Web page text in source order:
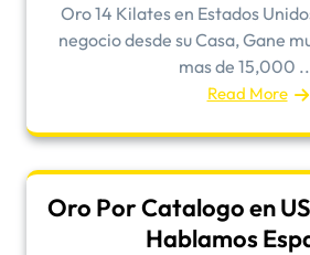
Oro 14 Kilates en Estados
negocio desde su Casa, Gane
mas de 15,000
Read More
Oro Por Catalogo en
Hablamos